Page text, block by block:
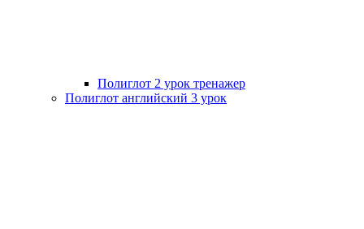
Полиглот 2 урок тренажер
Полиглот английский 3 урок